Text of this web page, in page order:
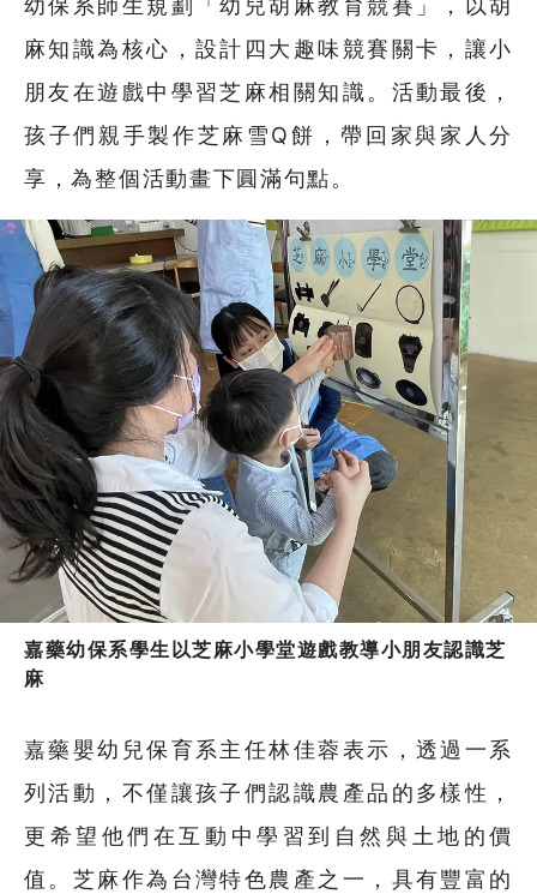
幼保系師生規劃「幼兒胡麻教育競賽」，以胡
麻知識為核心，設計四大趣味競賽關卡，讓小
朋友在遊戲中學習芝麻相關知識。活動最後，
孩子們親手製作芝麻雪Q餅，帶回家與家人分
享，為整個活動畫下圓滿句點。
嘉藥幼保系學生以芝麻小學堂遊戲教導小朋友認識芝
麻
嘉藥嬰幼兒保育系主任林佳蓉表示，透過一系
列活動，不僅讓孩子們認識農產品的多樣性，
更希望他們在互動中學習到自然與土地的價
值。芝麻作為台灣特色農產之一，具有豐富的